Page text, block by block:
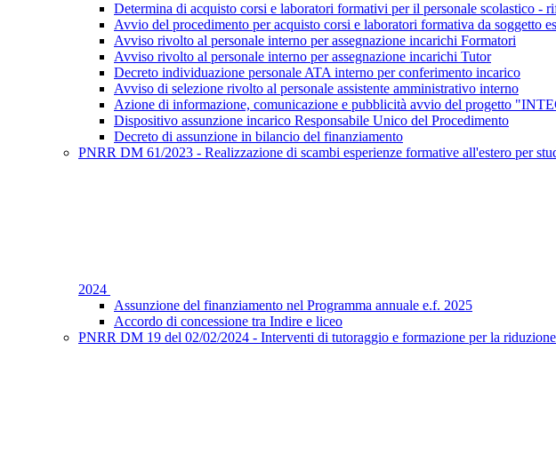
Determina di acquisto corsi e laboratori formativi per il personale scolastico -
Avvio del procedimento per acquisto corsi e laboratori formativa da soggetto
Avviso rivolto al personale interno per assegnazione incarichi Formatori
Avviso rivolto al personale interno per assegnazione incarichi Tutor
Decreto individuazione personale ATA interno per conferimento incarico
Avviso di selezione rivolto al personale assistente amministrativo interno
Azione di informazione, comunicazione e pubblicità avvio del progetto
Dispositivo assunzione incarico Responsabile Unico del Procedimento
Decreto di assunzione in bilancio del finanziamento
PNRR DM 61/2023 - Realizzazione di scambi esperienze formative all'estero per
2024
Assunzione del finanziamento nel Programma annuale e.f. 2025
Accordo di concessione tra Indire e liceo
PNRR DM 19 del 02/02/2024 - Interventi di tutoraggio e formazione per la